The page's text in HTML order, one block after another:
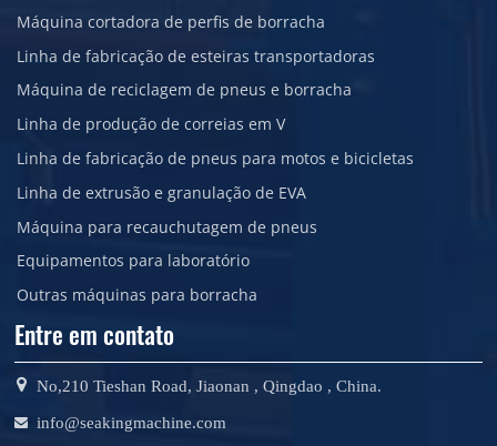
Máquina cortadora de perfis de borracha
Linha de fabricação de esteiras transportadoras
Máquina de reciclagem de pneus e borracha
Linha de produção de correias em V
Linha de fabricação de pneus para motos e bicicletas
Linha de extrusão e granulação de EVA
Máquina para recauchutagem de pneus
Equipamentos para laboratório
Outras máquinas para borracha
Entre em contato
No,210 Tieshan Road, Jiaonan , Qingdao , China.
info@seakingmachine.com